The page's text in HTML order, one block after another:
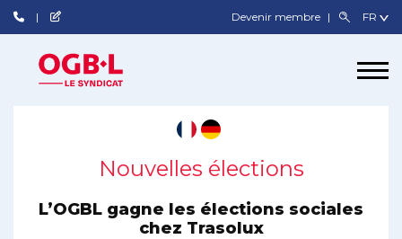
Devenir membre
Nouvelles élections
L’OGBL gagne les élections sociales
chez Trasolux